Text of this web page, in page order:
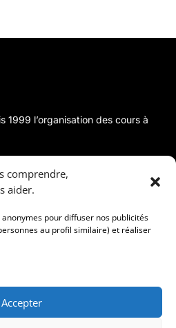
comprendre,
aider.
pour diffuser nos publicités
au profil similaire) et réaliser
Accepter
1999 l’organisation des cours à